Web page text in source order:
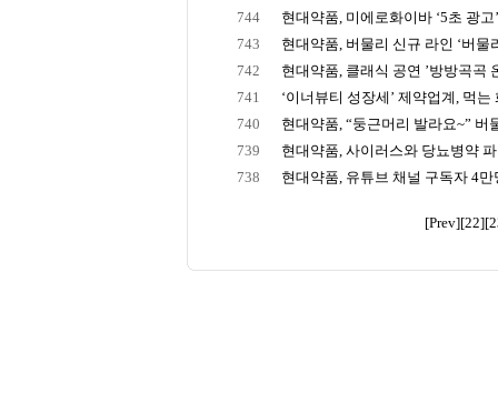
744
현대약품, 미에로화이바 ‘5초 광고
743
현대약품, 버물리 신규 라인 ‘버물
742
현대약품, 클래식 공연 ’방방곡곡
741
‘이너뷰티 성장세’ 제약업계, 먹는
740
현대약품, “둥근머리 발라요~” 버
739
현대약품, 사이러스와 당뇨병약
738
현대약품, 유튜브 채널 구독자 4만
[Prev][22]